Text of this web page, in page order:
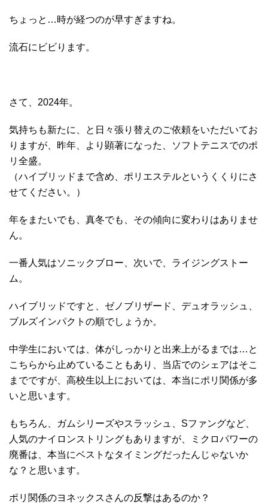
ちょっと…時が経つのが早すぎますね。
流石にビビります。
さて、2024年。
気持ちも新たに、と日々張り替えのご依頼をいただいてお
りますが、昨年、より顕著になった、ソフトテニスでのポ
リ全盛。
（ハイブリッドまで含め、ポリエステルというくくりにさ
せてください。）
年をまたいでも、真冬でも、その傾向に変わりはありませ
ん。
一番人気はソニックブロー、次いで、ライジングストー
ム。
ハイブリッドですと、ゼノブリザード、デュオラッシュ、
ブルズインパクトの順でしょうか。
中学生においては、体がしっかりと出来上がるまでは…と
こちらから止めていることもあり、当店でのシェアはそこ
までですが、高校生以上においては、本当にポリ関係が多
いと思います。
もちろん、ガムシリーズやスラッシュ、Sファングなど、
人気のナイロンストリングもありますが、ミクロパワーの
廃番は、本当にベストなタイミングだったんじゃないか
な？と思います。
ポリ関係のヨネックスさんの反撃はあるのか？